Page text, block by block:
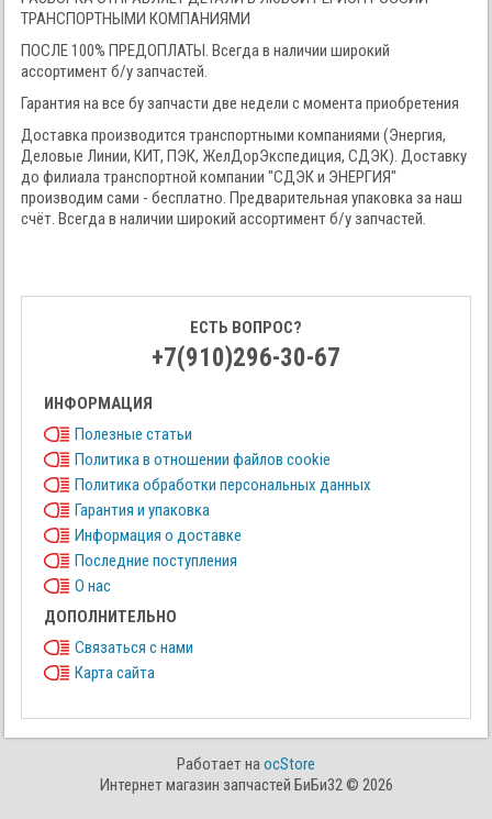
ТРАНСПОРТНЫМИ КОМПАНИЯМИ
ПОСЛЕ 100% ПРЕДОПЛАТЫ. Всегда в наличии широкий
ассортимент б/у запчастей.
Гарантия на все бу запчасти две недели с момента приобретения
Доставка производится транспортными компаниями (Энергия,
Деловые Линии, КИТ, ПЭК, ЖелДорЭкспедиция, СДЭК). Доставку
до филиала транспортной компании "СДЭК и ЭНЕРГИЯ"
производим сами - бесплатно. Предварительная упаковка за наш
счёт. Всегда в наличии широкий ассортимент б/у запчастей.
ЕСТЬ ВОПРОС?
+7(910)296-30-67
ИНФОРМАЦИЯ
Полезные статьи
Политика в отношении файлов cookie
Политика обработки персональных данных
Гарантия и упаковка
Информация о доставке
Последние поступления
О нас
ДОПОЛНИТЕЛЬНО
Связаться с нами
Карта сайта
Работает наocStore
Интернет магазин запчастей БиБи32 © 2026